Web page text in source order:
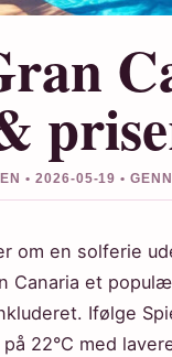
• 2026-05-19 •
om en solferie
Canaria et
Ifølge
22°C med